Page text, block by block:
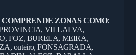
ZONAS COMO:
VILLALVA,
FOZ, BURELA, MEIRA,
outeiro, FONSAGRADA,